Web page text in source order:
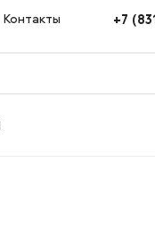
Контакты +7